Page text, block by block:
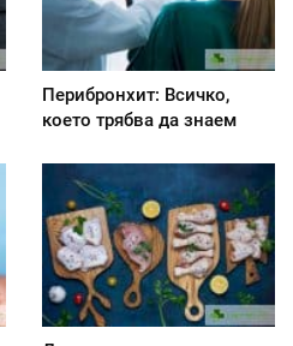
Перибронхит: Всичко,
което трябва да знаем